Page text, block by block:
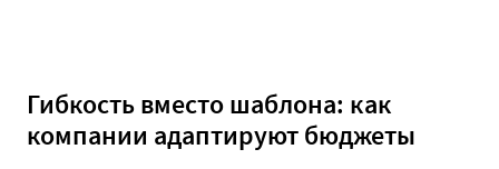
Гибкость вместо шаблона: как
компании адаптируют бюджеты